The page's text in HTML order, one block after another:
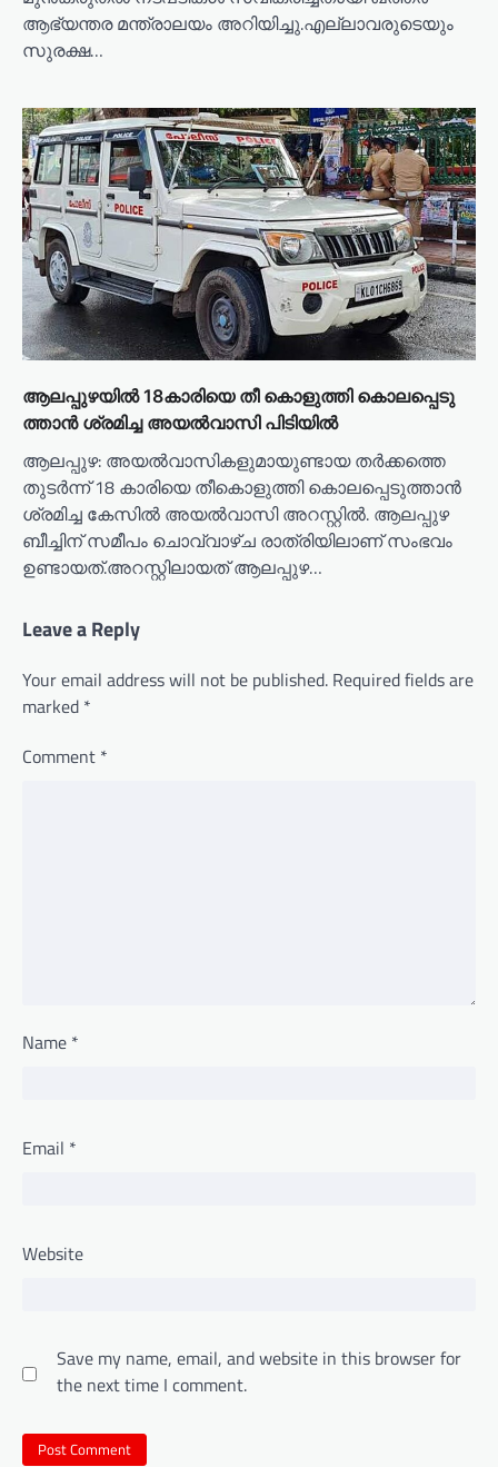
ആഭ്യന്തര മന്ത്രാലയം അറിയിച്ചു.എല്ലാവരുടെയും
സുരക്ഷ…
ആ​ല​പ്പു​ഴ​യി​ൽ 18കാ​രി​യെ തീ ​കൊ​ളു​ത്തി കൊ​ല​പ്പെ​ടു​
ത്താ​ന്‍ ശ്ര​മിച്ച അയൽവാസി പിടിയിൽ
ആലപ്പുഴ: അയൽവാസികളുമായുണ്ടായ തർക്കത്തെ
തുടർന്ന് 18 കാരിയെ തീകൊളുത്തി കൊലപ്പെടുത്താൻ
ശ്രമിച്ച കേസിൽ അയൽവാസി അറസ്റ്റിൽ. ആലപ്പുഴ
ബീച്ചിന് സമീപം ചൊവ്വാഴ്ച രാത്രിയിലാണ് സംഭവം
ഉണ്ടായത്.അറസ്റ്റിലായത് ആലപ്പുഴ…
Leave a Reply
Your email address will not be published. Required fields are
marked *
Comment *
Name *
Email *
Website
Save my name, email, and website in this browser for
the next time I comment.